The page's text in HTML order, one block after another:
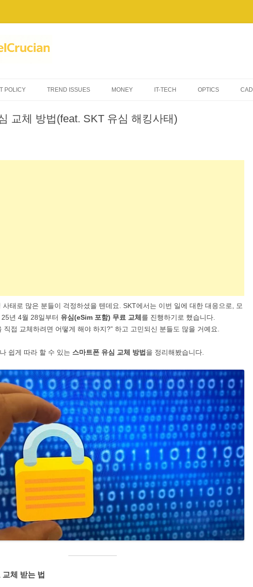
POLICY TREND ISSUES MONEY IT-TECH OPTICS CAD
교체 방법(feat. SKT 유심 해킹사태)
사태로 많은 분들이 걱정하셨을 텐데요. SKT에서는 이번 일에 대한 대응으로, 모
년 4월 28일부터 유심(eSim 포함) 무료 교체 를 진행하기로 했습니다.
직접 교체하려면 어떻게 해야 하지?” 하고 고민되신 분들도 많을 거예요.
쉽게 따라 할 수 있는 스마트폰 유심 교체 방법 을 정리해봤습니다.
체 받는 법